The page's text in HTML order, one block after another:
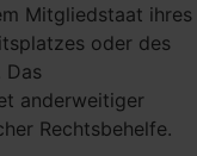
Mitgliedstaat ihres
oder des
Das
anderweitiger
Rechtsbehelfe.